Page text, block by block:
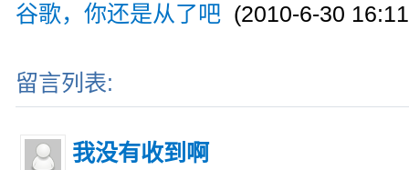
谷歌，你还是从了吧 (2010-6-30
留言列表:
我没有收到啊